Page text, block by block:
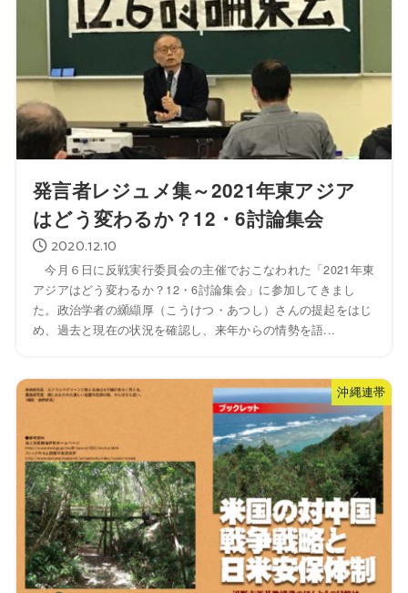
発言者レジュメ集～2021年東アジア
はどう変わるか？12・6討論集会
2020.12.10
今月６日に反戦実行委員会の主催でおこなわれた「2021年東
アジアはどう変わるか？12・6討論集会」に参加してきまし
た。政治学者の纐纈厚（こうけつ・あつし）さんの提起をはじ
め、過去と現在の状況を確認し、来年からの情勢を語...
沖縄連帯